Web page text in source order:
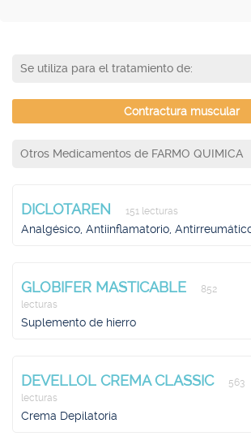
Se utiliza para el tratamiento de:
Contractura muscular
Otros Medicamentos de FARMO QUIMICA
DICLOTAREN 151 lecturas
Analgésico, Antiinflamatorio,
GLOBIFER MASTICABLE
852
lecturas
Suplemento de hierro
DEVELLOL CREMA CLASSIC
563
lecturas
Crema Depilatoria